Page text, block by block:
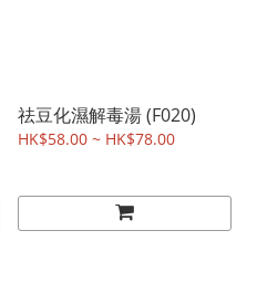
祛豆化濕解毒湯 (F020)
HK$58.00 ~ HK$78.00